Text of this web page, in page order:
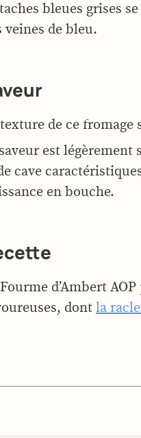
bleues grises
veines de bleu.
de ce fromage
est légèrement
cave
en bouche.
d’Ambert
dont la